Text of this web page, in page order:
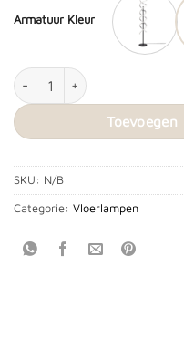
Armatuur Kleur
Vloerlamp ‘Seq’ LED aantal
SKU: N/B
Categorie: Vloerlampen